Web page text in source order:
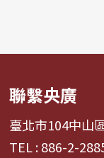
聯繫央廣
臺北市104中山
TEL : 886-2-